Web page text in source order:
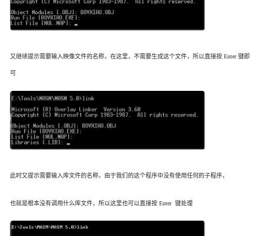
又继续提示需要输入映像文件的名称，在这里，不需要生成这个文件，所以直接按 Enter 键即
可
此时又提示需要输入库文件的名称，由于我们的这个程序中没有使用任何的子程序，
也就是根本没有调用什么库文件， 所以这里也可以直接按 Enter 键处理